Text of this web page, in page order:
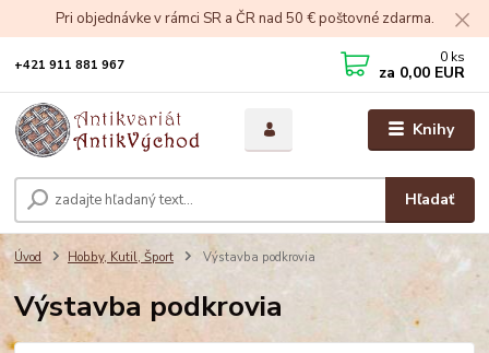
Pri objednávke v rámci SR a ČR nad 50 € poštovné zdarma.
Knihy
Hľadať
+421 911 881 967 0 ks
za 0,00 EUR
Úvod Hobby, Kutil, Šport Výstavba podkrovia
Výstavba podkrovia